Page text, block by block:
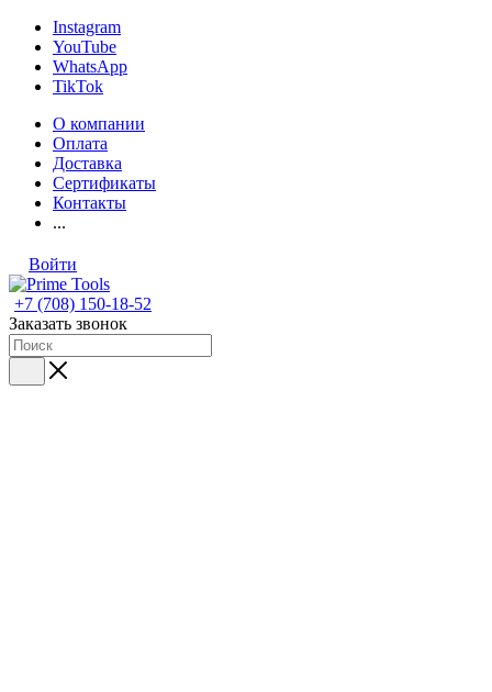
Instagram
YouTube
WhatsApp
TikTok
О компании
Оплата
Доставка
Сертификаты
Контакты
...
Войти
+7 (708) 150-18-52
Заказать звонок